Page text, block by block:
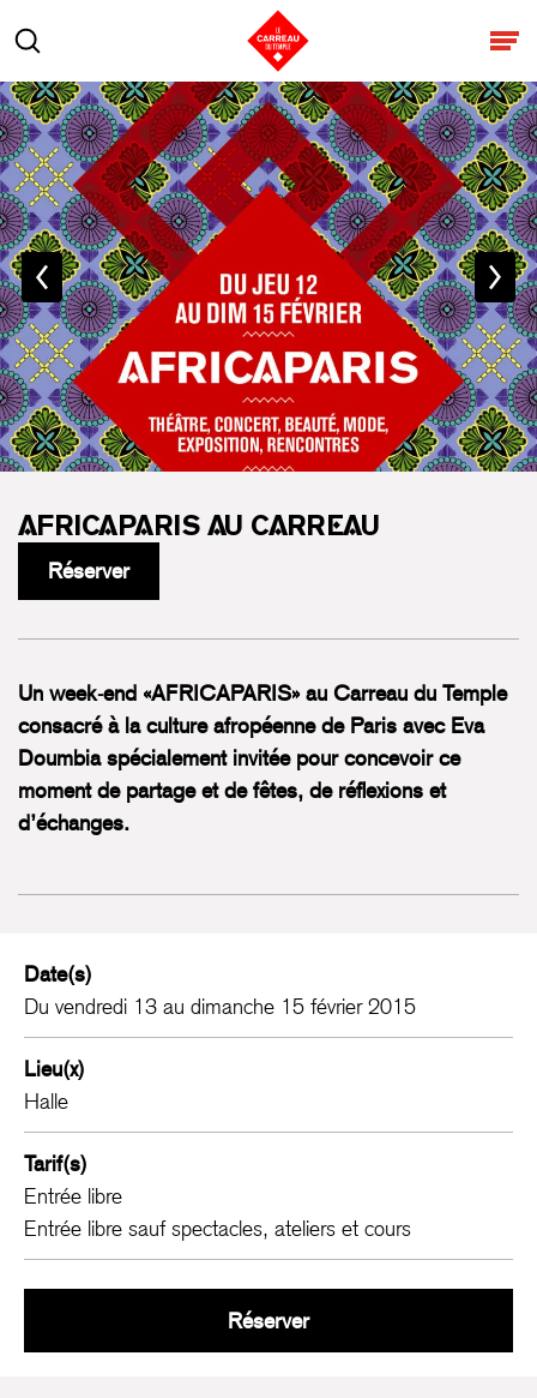
Rechercher
AFRICAPARIS AU CARREAU
Réserver
Un week-end «AFRICAPARIS» au Carreau du Temple
consacré à la culture afropéenne de Paris avec Eva
Doumbia spécialement invitée pour concevoir ce
moment de partage et de fêtes, de réflexions et
d’échanges.
Date(s)
Du vendredi 13 au dimanche 15 février 2015
Lieu(x)
Halle
Tarif(s)
Entrée libre
Entrée libre sauf spectacles, ateliers et cours
RéserverAfricaparis au Carreau